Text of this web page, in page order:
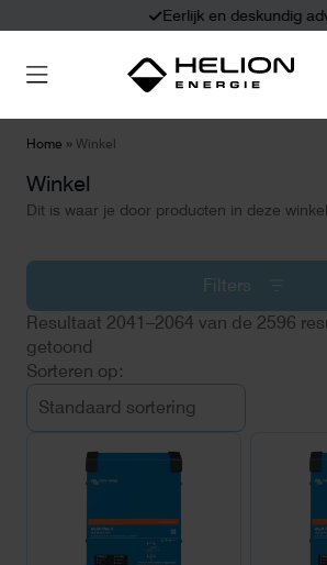
Eerlijk en deskundig
Home » Winkel
Winkel
Dit is waar je door producten in deze
Filters
Resultaat 2041–2064 van de 2596
getoond
Thuisbatterijen
Laadpalen